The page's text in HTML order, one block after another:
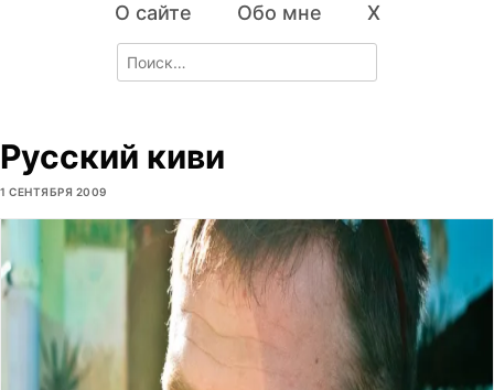
О сайте Обо мне X
Search
for:
Русский киви
1 СЕНТЯБРЯ 2009